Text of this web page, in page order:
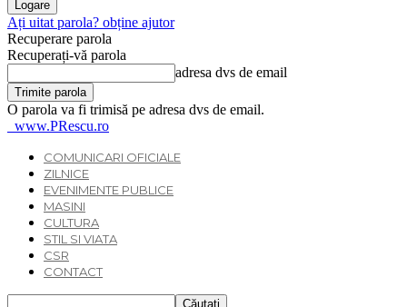
Ați uitat parola? obține ajutor
Recuperare parola
Recuperați-vă parola
adresa dvs de email
O parola va fi trimisă pe adresa dvs de email.
www.PRescu.ro
COMUNICARI OFICIALE
ZILNICE
EVENIMENTE PUBLICE
MASINI
CULTURA
STIL SI VIATA
CSR
CONTACT